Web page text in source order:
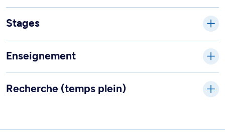
Stages
Enseignement
Recherche (temps plein)